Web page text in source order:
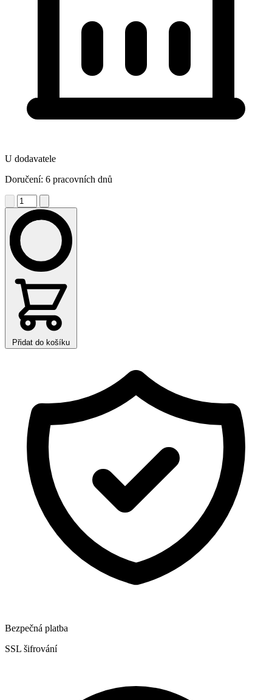
U dodavatele
Doručení: 6 pracovních dnů
Přidat do košíku
Bezpečná platba
SSL šifrování